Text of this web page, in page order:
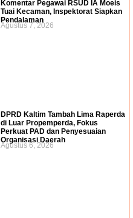
Komentar Pegawai RSUD IA Moeis
Tuai Kecaman, Inspektorat Siapkan
Pendalaman
Agustus 7, 2026
DPRD Kaltim Tambah Lima Raperda
di Luar Propemperda, Fokus
Perkuat PAD dan Penyesuaian
Organisasi Daerah
Agustus 6, 2026